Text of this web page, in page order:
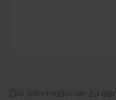
Die Informationen zu